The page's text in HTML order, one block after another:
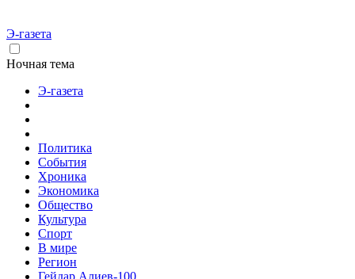
Э-газета
Ночная тема
Э-газета
Политика
События
Хроника
Экономика
Общество
Культура
Спорт
В мире
Регион
Гейдар Алиев-100